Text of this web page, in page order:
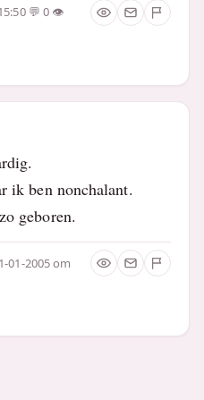
0
ik ben nonchalant.
geboren.
01-2005 om